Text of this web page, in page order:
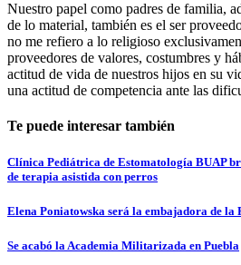
Nuestro papel como padres de familia,
de lo material, también es el ser
no me refiero a lo religioso
proveedores de valores, costumbres y
actitud de vida de nuestros hijos en su
una actitud de competencia ante las
Te puede interesar también
Clínica Pediátrica de Estomatología BUAP
de terapia asistida con perros
Elena Poniatowska será la embajadora de la
Se acabó la Academia Militarizada en Puebla